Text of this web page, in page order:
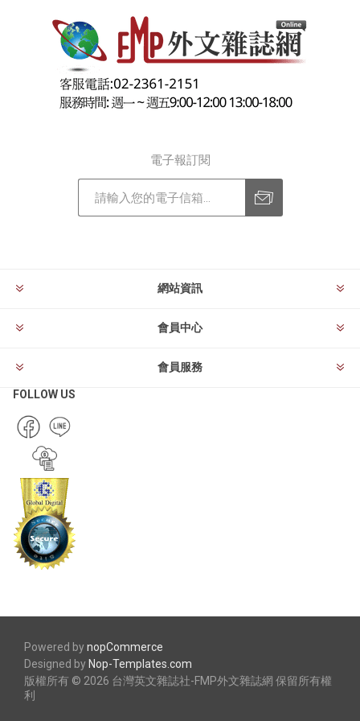
電子報訂閱
網站資訊
會員中心
會員服務
FOLLOW US
Powered bynopCommerce
Designed by Nop-Templates.com
版權所有 © 2026 台灣英文雜誌社-FMP外文雜誌網 保留所有權
利